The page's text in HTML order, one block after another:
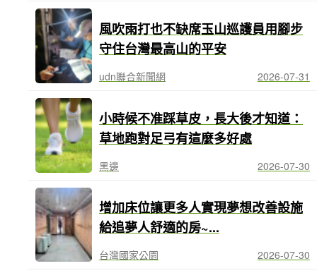
風吹雨打也不缺席玉山巡護員用腳步
守住台灣最高山的平安
udn聯合新聞網 2026-07-31
小時候不准踩草皮，長大後才知道：
草地跑對足弓有這麼多好處
黑邊 2026-07-30
增加床位讓更多人實現夢想改善設施
給追夢人舒適的房~...
台灣國家公園 2026-07-30